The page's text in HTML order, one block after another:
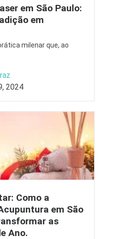
em São Paulo:
em
milenar que, ao
2024
Como a
em São
as
Ano.